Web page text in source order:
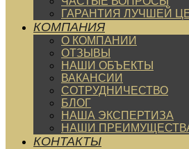
ГАРАНТИЯ ЛУЧШЕЙ
КОМПАНИЯ
О КОМПАНИИ
ОТЗЫВЫ
НАШИ ОБЪЕКТЫ
ВАКАНСИИ
СОТРУДНИЧЕСТВО
БЛОГ
НАША ЭКСПЕРТИЗА
НАШИ
КОНТАКТЫ